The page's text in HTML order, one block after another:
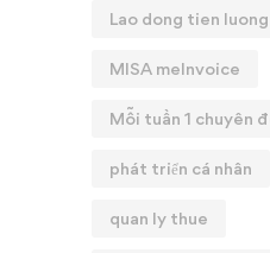
Lao dong tien luong
MISA meInvoice
Mỗi tuần 1 chuyên
phát triển cá nhân
quan ly thue